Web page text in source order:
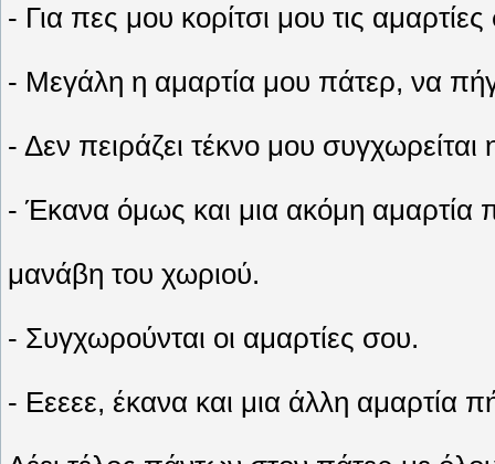
- Για πες μου κορίτσι μου τις
- Μεγάλη η αμαρτία μου πάτερ, να
- Δεν πειράζει τέκνο μου
- Έκανα όμως και μια ακόμη αμαρτία
μανάβη του χωριού.
- Συγχωρούνται οι αμαρτίες σου.
- Εεεεε, έκανα και μια άλλη αμαρτία